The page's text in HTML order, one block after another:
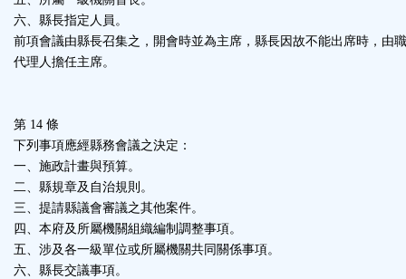
六、縣長指定人員。
前項會議由縣長召集之，開會時並為主席，縣長因故不能出席時，由
代理人擔任主席。
第 14 條
下列事項應經縣務會議之決定：
一、施政計畫與預算。
二、縣規章及自治規則。
三、提請縣議會審議之其他案件。
四、本府及所屬機關組織編制調整事項。
五、涉及各一級單位或所屬機關共同關係事項。
六、縣長交議事項。